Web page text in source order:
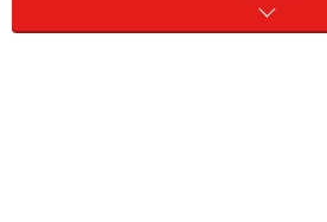
に大きな影響が出てしまいます。